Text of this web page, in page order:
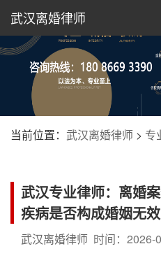
武汉离婚律师
当前位置： 武汉离婚律师 > 专
武汉专业律师：离婚
疾病是否构成婚姻无效
武汉离婚律师 时间：2026-